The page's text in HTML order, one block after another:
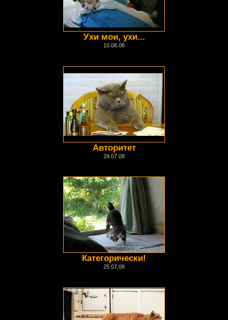
Ухи мои, ухи...
10.08.08
Авторитет
29.07.08
Категорически!
25.07.08